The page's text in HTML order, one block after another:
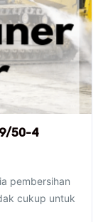
9/50-4
pembersihan
cukup untuk